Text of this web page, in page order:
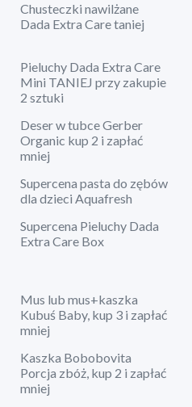
Chusteczki nawilżane
Dada Extra Care taniej
Pieluchy Dada Extra Care
Mini TANIEJ przy zakupie
2 sztuki
Deser w tubce Gerber
Organic kup 2 i zapłać
mniej
Supercena pasta do zębów
dla dzieci Aquafresh
Supercena Pieluchy Dada
Extra Care Box
Mus lub mus+kaszka
Kubuś Baby, kup 3 i zapłać
mniej
Kaszka Bobobovita
Porcja zbóż, kup 2 i zapłać
mniej